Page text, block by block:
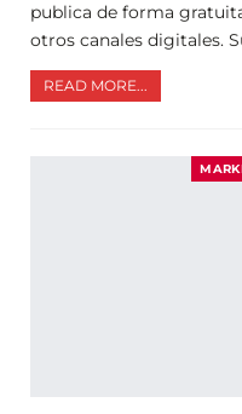
publica de forma
otros canales digitales.
READ MORE...